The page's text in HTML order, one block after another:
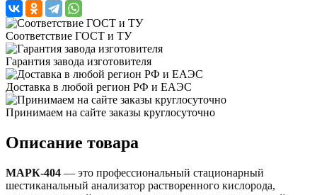
Соответствие ГОСТ и ТУ
Гарантия завода изготовителя
Доставка в любой регион РФ и ЕАЭС
Принимаем на сайте заказы круглосуточно
Описание товара
МАРК-404 — это профессиональный стационарный
шестиканальный анализатор растворенного кислорода,